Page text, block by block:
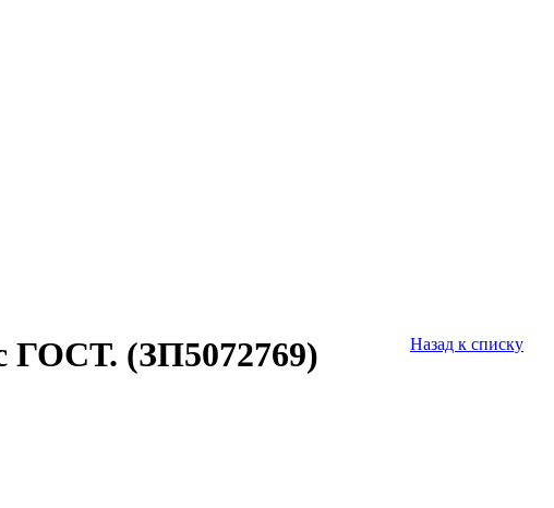
Назад к списку
ГОСТ. (ЗП5072769)